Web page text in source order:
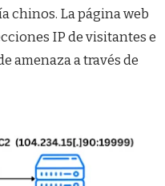
chinos. La página web
IP de visitantes e
amenaza a través de